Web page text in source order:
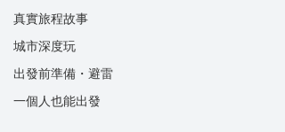
真實旅程故事
城市深度玩
出發前準備・避雷
一個人也能出發